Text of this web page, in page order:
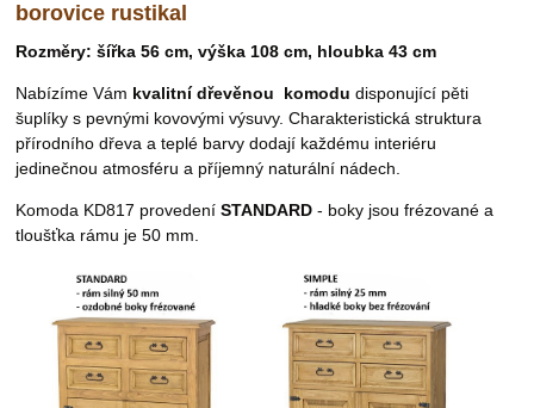
borovice rustikal
Rozměry:šířka 56 cm, výška 108 cm, hloubka 43 cm
Nabízíme Vám kvalitní dřevěnou komodu disponující pěti
šuplíky s pevnými kovovými výsuvy.Charakteristická struktura
přírodního dřeva a teplé barvy dodají každému interiéru
jedinečnou atmosféru a příjemný naturální nádech.
Komoda KD817 provedeníSTANDARD - boky jsou frézované a
tloušťka rámu je 50 mm.